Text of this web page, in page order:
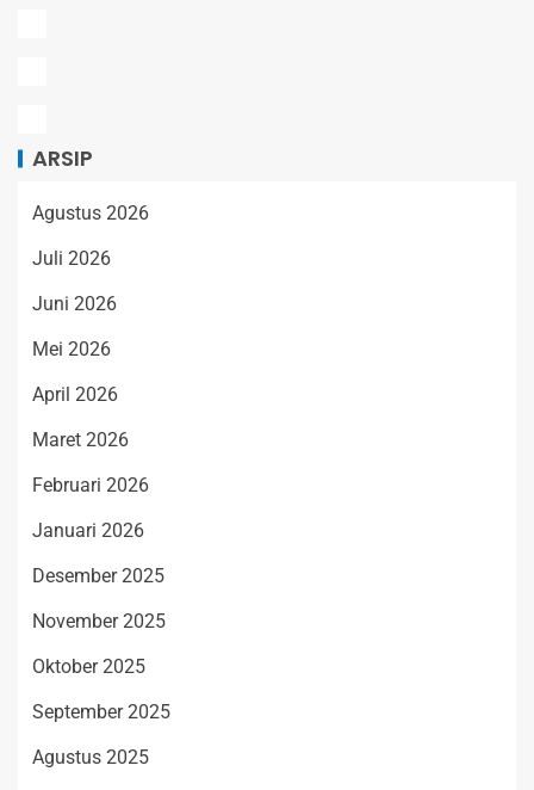
ARSIP
Agustus 2026
Juli 2026
Juni 2026
Mei 2026
April 2026
Maret 2026
Februari 2026
Januari 2026
Desember 2025
November 2025
Oktober 2025
September 2025
Agustus 2025